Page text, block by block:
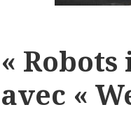
«
avec «